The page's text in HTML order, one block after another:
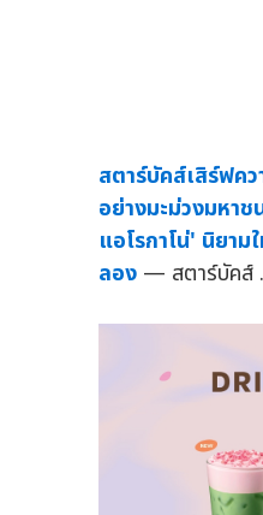
สตาร์บัคส์เสิร์ฟค
อย่างมะม่วงมหา
แอโรกาโน่' นิยา
ลอง — สตาร์บัคส์